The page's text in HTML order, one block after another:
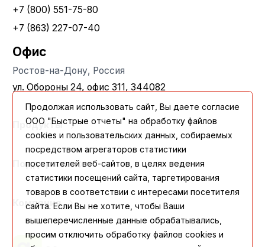
+7 (800) 551-75-80
+7 (863) 227-07-40
Офис
Ростов-на-Дону, Россия
ул. Обороны 24, офис 311, 344082
Продукты
Поддержка
Компания
Продолжая использовать сайт, Вы даете согласие
ООО "Быстрые отчеты" на обработку файлов
cookies и пользовательских данных, собираемых
посредством агрегаторов статистики
посетителей веб-сайтов, в целях ведения
статистики посещений сайта, таргетирования
товаров в соответствии с интересами посетителя
сайта. Если Вы не хотите, чтобы Ваши
вышеперечисленные данные обрабатывались,
просим отключить обработку файлов cookies и